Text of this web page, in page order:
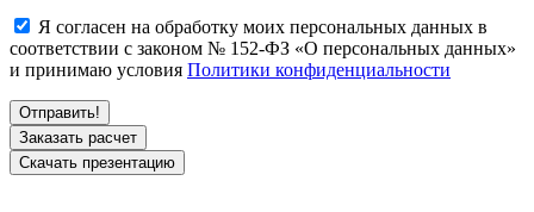
Я согласен на обработку моих персональных данных в
соответствии с законом № 152-ФЗ «О персональных данных»
и принимаю условия Политики конфиденциальности
Заказать расчет
Скачать презентацию